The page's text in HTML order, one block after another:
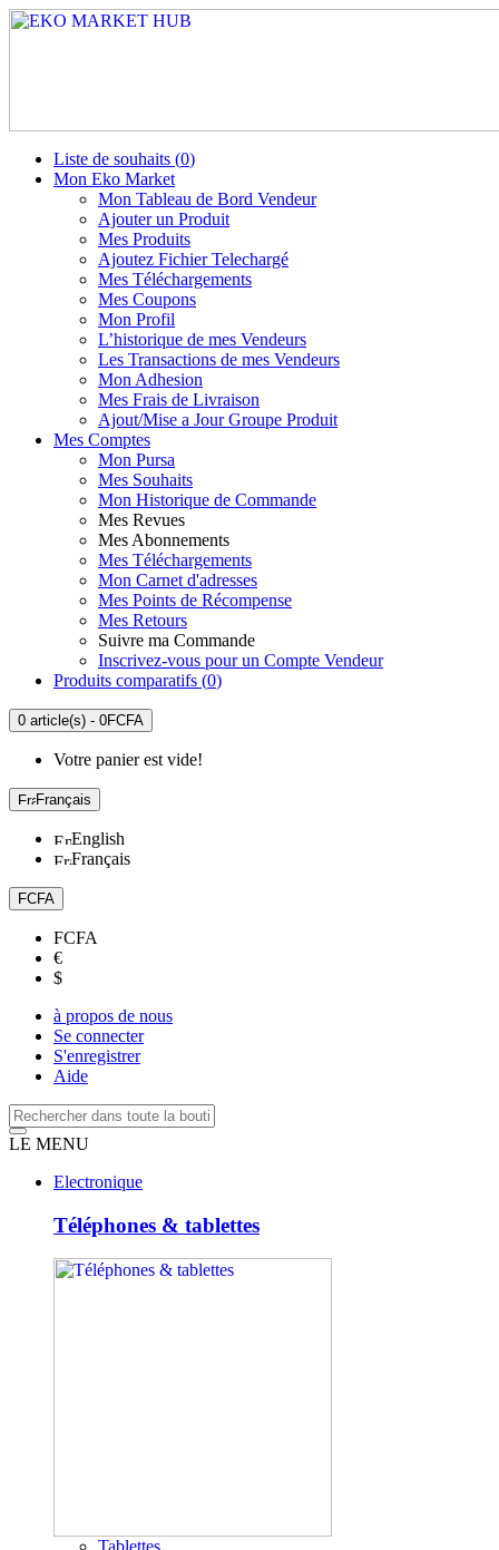
Liste de souhaits (0)
Mon Eko Market
Mon Tableau de Bord Vendeur
Ajouter un Produit
Mes Produits
Ajoutez Fichier Telechargé
Mes Téléchargements
Mes Coupons
Mon Profil
L’historique de mes Vendeurs
Les Transactions de mes Vendeurs
Mon Adhesion
Mes Frais de Livraison
Ajout/Mise a Jour Groupe Produit
Mes Comptes
Mon Pursa
Mes Souhaits
Mon Historique de Commande
Mes Revues
Mes Abonnements
Mes Téléchargements
Mon Carnet d'adresses
Mes Points de Récompense
Mes Retours
Suivre ma Commande
Inscrivez-vous pour un Compte Vendeur
Produits comparatifs (0)
0 article(s) - 0FCFA
Votre panier est vide!
Français
English
Français
FCFA
FCFA
€
$
à propos de nous
Se connecter
S'enregistrer
Aide
LE MENU
Electronique
Téléphones & tablettes